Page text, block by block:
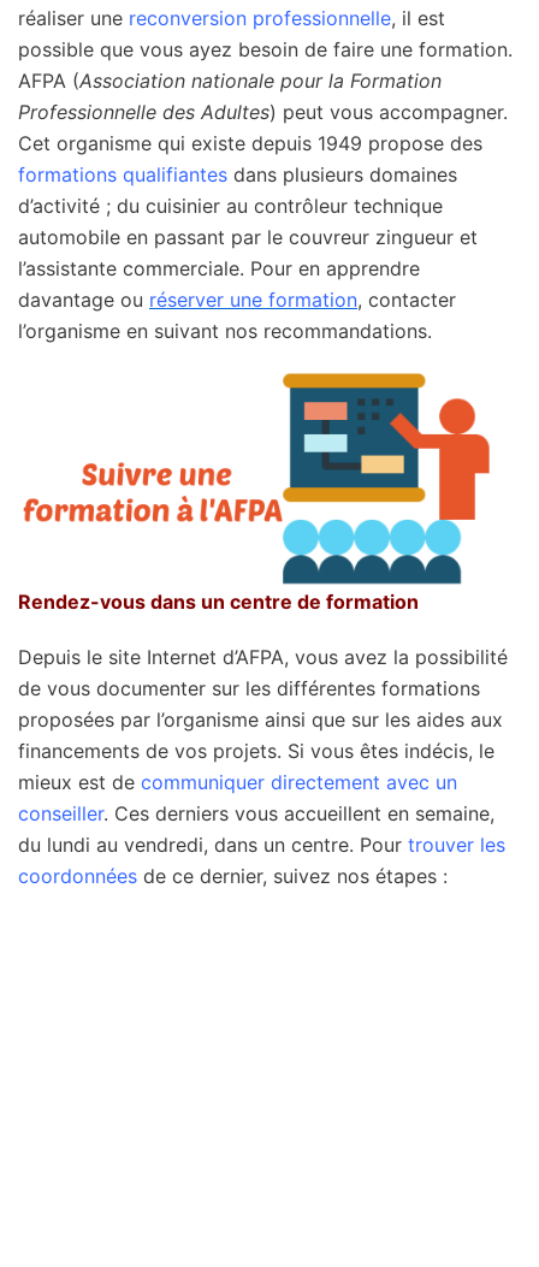
réaliser une reconversion professionnelle, il est
possible que vous ayez besoin de faire une formation.
AFPA (Association nationale pour la Formation
Professionnelle des Adultes) peut vous accompagner.
Cet organisme qui existe depuis 1949 propose des
formations qualifiantes dans plusieurs domaines
d’activité ; du cuisinier au contrôleur technique
automobile en passant par le couvreur zingueur et
l’assistante commerciale. Pour en apprendre
davantage ou réserver une formation, contacter
l’organisme en suivant nos recommandations.
Rendez-vous dans un centre de formation
Depuis le site Internet d’AFPA, vous avez la possibilité
de vous documenter sur les différentes formations
proposées par l’organisme ainsi que sur les aides aux
financements de vos projets. Si vous êtes indécis, le
mieux est de communiquer directement avec un
conseiller. Ces derniers vous accueillent en semaine,
du lundi au vendredi, dans un centre. Pour trouver les
coordonnées de ce dernier, suivez nos étapes :